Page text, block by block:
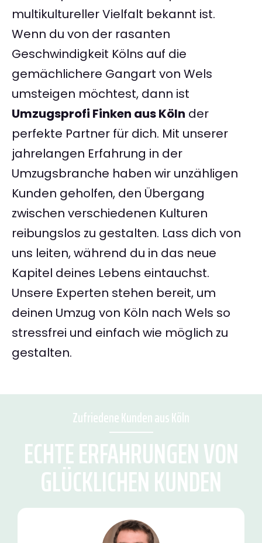
multikultureller Vielfalt bekannt ist.
Wenn du von der rasanten
Geschwindigkeit Kölns auf die
gemächlichere Gangart von Wels
umsteigen möchtest, dann ist
Umzugsprofi Finken aus Köln der
perfekte Partner für dich. Mit unserer
jahrelangen Erfahrung in der
Umzugsbranche haben wir unzähligen
Kunden geholfen, den Übergang
zwischen verschiedenen Kulturen
reibungslos zu gestalten. Lass dich von
uns leiten, während du in das neue
Kapitel deines Lebens eintauchst.
Unsere Experten stehen bereit, um
deinen Umzug von Köln nach Wels so
stressfrei und einfach wie möglich zu
gestalten.
Zufriedene Kunden aus Köln
ECHTE ERFAHRUNGEN VON
GLÜCKLICHEN KUNDEN